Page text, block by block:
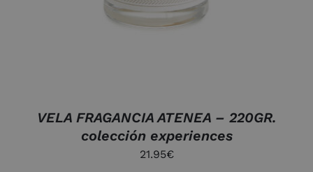
VELA FRAGANCIA ATENEA – 220GR.
colección experiences
21.95€